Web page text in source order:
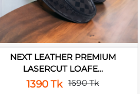
NEXT LEATHER PREMIUM
LASERCUT LOAFE...
1390 Tk 1690 Tk